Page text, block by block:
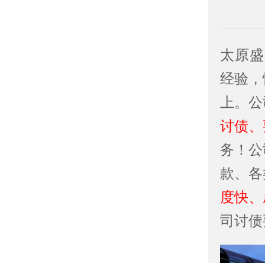
太原
经验
上。
讨债
务！
款、
度快
司讨